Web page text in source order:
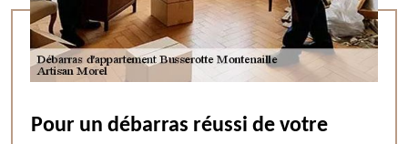
Pour un débarras réussi de votre